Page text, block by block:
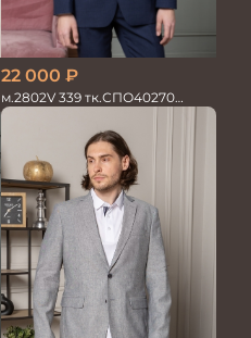
22 000 ₽
м.2802V 339 тк.СПО40270
Костюм мужской